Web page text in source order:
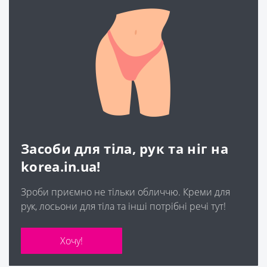
Засоби для тіла, рук та ніг на
korea.in.ua!
Зроби приємно не тільки обличчю. Креми для
рук, лосьони для тіла та інші потрібні речі тут!
Хочу!